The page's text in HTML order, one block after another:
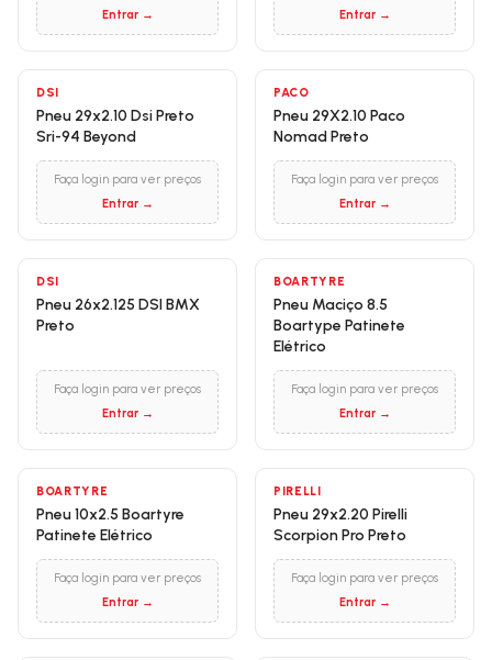
Entrar →
Entrar →
DSI
Pneu 29x2.10 Dsi Preto
Sri-94 Beyond
Faça login para ver preços
Entrar →
PACO
Pneu 29X2.10 Paco
Nomad Preto
Faça login para ver preços
Entrar →
DSI
Pneu 26x2.125 DSI BMX
Preto
Faça login para ver preços
Entrar →
BOARTYRE
Pneu Maciço 8.5
Boartype Patinete
Elétrico
Faça login para ver preços
Entrar →
BOARTYRE
Pneu 10x2.5 Boartyre
Patinete Elétrico
Faça login para ver preços
Entrar →
PIRELLI
Pneu 29x2.20 Pirelli
Scorpion Pro Preto
Faça login para ver preços
Entrar →